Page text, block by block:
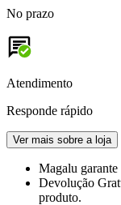
No prazo
Atendimento
Responde rápido
Ver mais sobre a loja
Magalu garante
Devolução
produto.